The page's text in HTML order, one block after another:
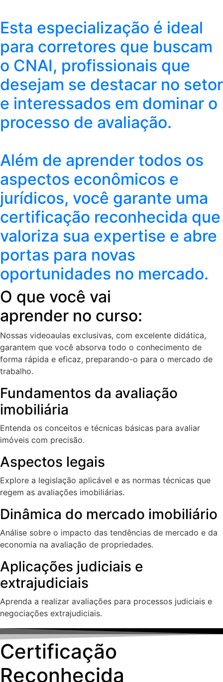
Esta especialização é ideal
para corretores que buscam
o CNAI, profissionais que
desejam se destacar no setor
e interessados em dominar o
processo de avaliação.
Além de aprender todos os
aspectos econômicos e
jurídicos, você garante uma
certificação reconhecida que
valoriza sua expertise e abre
portas para novas
oportunidades no mercado.
O que você vai
aprender no curso:
Nossas videoaulas exclusivas, com excelente didática,
garantem que você absorva todo o conhecimento de
forma rápida e eficaz, preparando-o para o mercado de
trabalho.
Fundamentos da avaliação
imobiliária
Entenda os conceitos e técnicas básicas para avaliar
imóveis com precisão.
Aspectos legais
Explore a legislação aplicável e as normas técnicas que
regem as avaliações imobiliárias.
Dinâmica do mercado imobiliário
Análise sobre o impacto das tendências de mercado e da
economia na avaliação de propriedades.
Aplicações judiciais e
extrajudiciais
Aprenda a realizar avaliações para processos judiciais e
negociações extrajudiciais.
Certificação
Reconhecida